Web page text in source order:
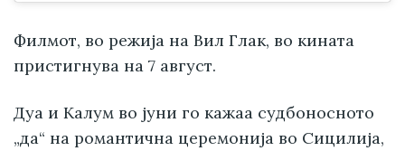
Филмот, во режија на Вил Глак, во кината
пристигнува на 7 август.
Дуа и Калум во јуни го кажаа судбоносното
„да“ на романтична церемонија во Сицилија,